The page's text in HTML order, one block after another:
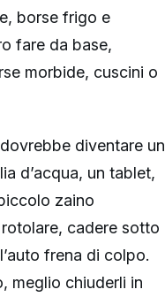
borse frigo e
fare da base,
morbide, cuscini o
diventare un
d’acqua, un tablet,
zaino
cadere sotto
frena di colpo.
meglio chiuderli in